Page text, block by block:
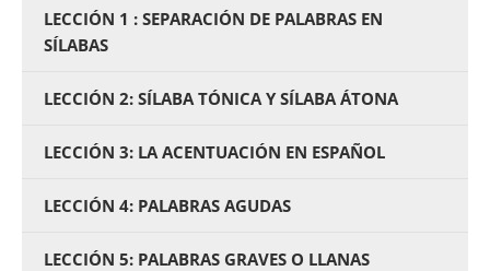
LECCIÓN 1 : SEPARACIÓN DE PALABRAS EN
SÍLABAS
LECCIÓN 2: SÍLABA TÓNICA Y SÍLABA ÁTONA
LECCIÓN 3: LA ACENTUACIÓN EN ESPAÑOL
LECCIÓN 4: PALABRAS AGUDAS
LECCIÓN 5: PALABRAS GRAVES O LLANAS